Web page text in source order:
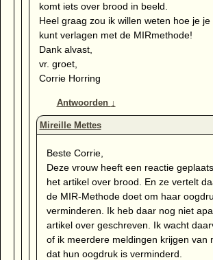
komt iets over brood in beeld.
Heel graag zou ik willen weten hoe je
kunt verlagen met de MIRmethode!
Dank alvast,
vr. groet,
Corrie Horring
Antwoorden ↓
Beste Corrie,
Deze vrouw heeft een reactie
het artikel over brood. En ze vertelt
de MIR-Methode doet om haar
verminderen. Ik heb daar nog niet
artikel over geschreven. Ik wacht
of ik meerdere meldingen krijgen van
dat hun oogdruk is verminderd.